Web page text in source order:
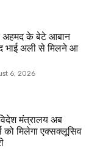
के बेटे आबान
भाई अली से मिलने आ
6, 2026
मंत्रालय अब
मिलेगा एक्सक्लूसिव